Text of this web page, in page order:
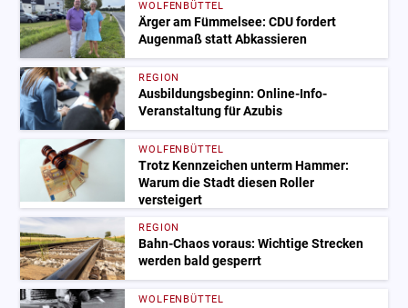
WOLFENBÜTTEL
Ärger am Fümmelsee: CDU fordert
Augenmaß statt Abkassieren
REGION
Ausbildungsbeginn: Online-Info-
Veranstaltung für Azubis
WOLFENBÜTTEL
Trotz Kennzeichen unterm Hammer:
Warum die Stadt diesen Roller
versteigert
REGION
Bahn-Chaos voraus: Wichtige Strecken
werden bald gesperrt
WOLFENBÜTTEL